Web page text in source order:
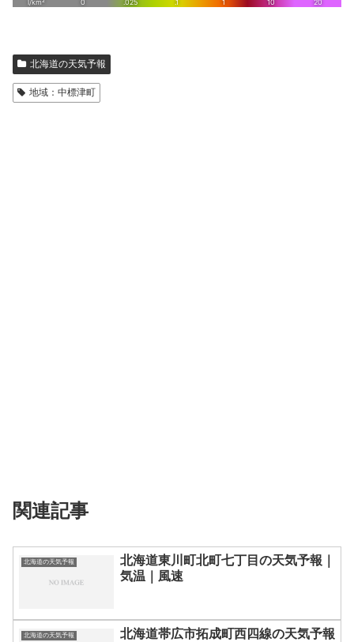
北海道の天気予報
地域：中標津町
関連記事
北海道の天気予報
北海道東川町北町七丁目の天気予報｜
気温｜風速
北海道の天気予報
北海道帯広市拓成町西四線の天気予報